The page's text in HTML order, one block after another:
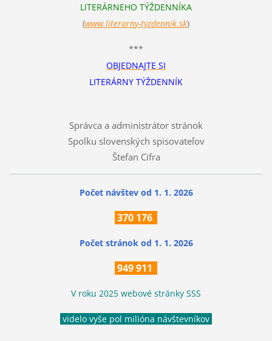
LITERÁRNEHO TÝŽDENNÍKA
(www.literarny-tyzdennik.sk)
***
OBJEDNAJTE SI
LITERÁRNY TÝŽDENNÍK
Správca a administrátor stránok
Spolku slovenských spisovateľov
Štefan Cifra
Počet návštev od 1. 1. 2026
370 176
Počet stránok od 1. 1. 2026
949 911
V roku 2025 webové stránky SSS
videlo vyše pol milióna návštevníkov